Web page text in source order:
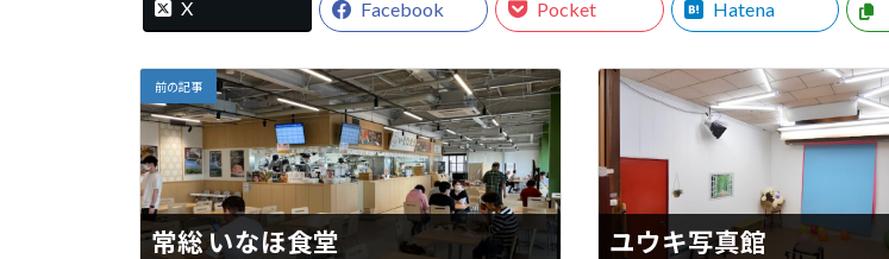
Facebook
X Hatena
Pocket
前の記事
常総 いなほ食堂 ユウキ写真館